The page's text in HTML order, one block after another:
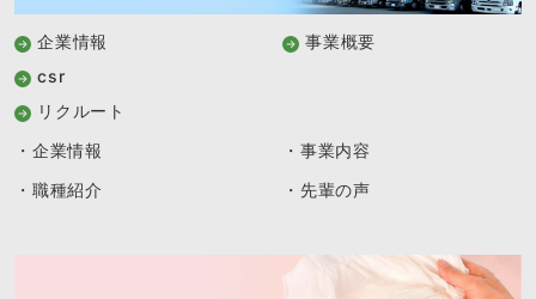
企業情報
事業概要
csr
リクルート
・企業情報
・事業内容
・職種紹介
・先輩の声